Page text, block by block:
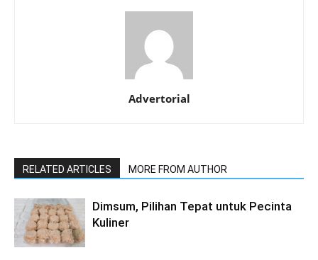
Advertorial
RELATED ARTICLES MORE FROM AUTHOR
Dimsum, Pilihan Tepat untuk Pecinta
Kuliner